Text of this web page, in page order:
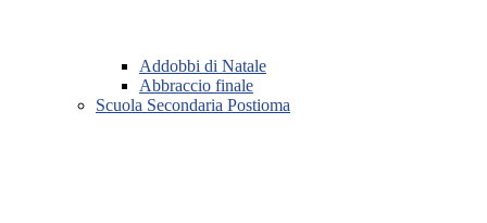
Addobbi di Natale
Abbraccio finale
Scuola Secondaria Postioma